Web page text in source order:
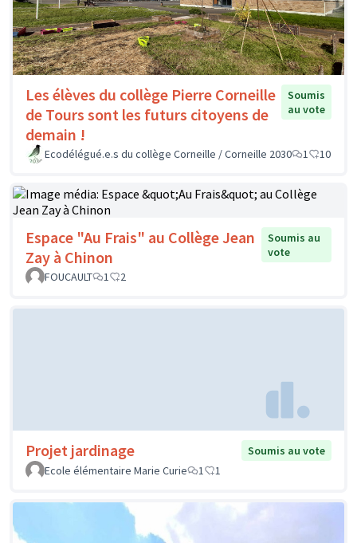
Les élèves du collège Pierre Corneille
de Tours sont les futurs citoyens de
demain !
Soumis
au vote
Ecodélégué.e.s du collège Corneille / Corneille 2030 1 10
Espace "Au Frais" au Collège Jean
Zay à Chinon
Soumis au
vote
FOUCAULT
1 2
Projet jardinage
Soumis au vote
Ecole élémentaire Marie Curie
1 1